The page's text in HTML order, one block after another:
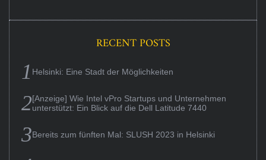
RECENT POSTS
Helsinki: Eine Stadt der Möglichkeiten
[Anzeige] Wie Intel vPro Startups und Unternehmen
unterstützt: Ein Blick auf die Dell Latitude 7440
Bereits zum fünften Mal: SLUSH 2023 in Helsinki